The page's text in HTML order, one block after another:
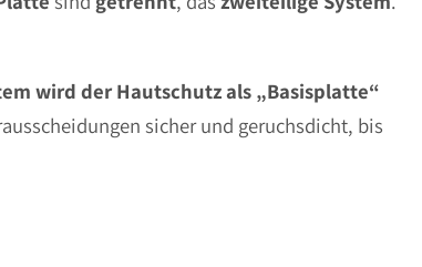
wird der Hautschutz als „Basisplatte“
sicher und geruchsdicht, bis